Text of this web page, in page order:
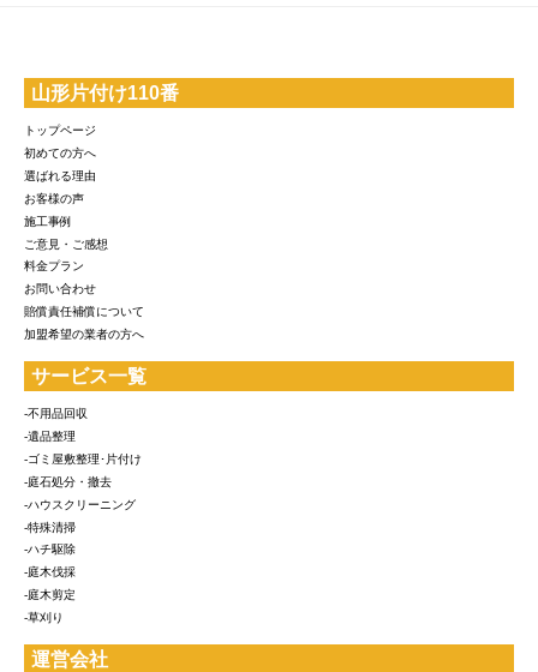
山形片付け110番
トップページ
初めての方へ
選ばれる理由
お客様の声
施工事例
ご意見・ご感想
料金プラン
お問い合わせ
賠償責任補償について
加盟希望の業者の方へ
サービス一覧
-不用品回収
-遺品整理
-ゴミ屋敷整理･片付け
-庭石処分・撤去
-ハウスクリーニング
-特殊清掃
-ハチ駆除
-庭木伐採
-庭木剪定
-草刈り
運営会社